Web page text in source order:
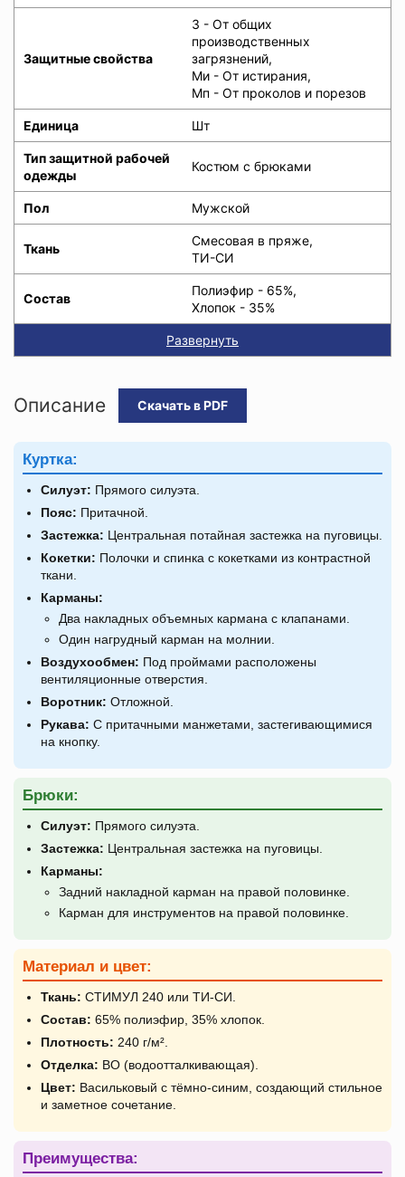
Защитные свойства
З - От общих
производственных
загрязнений,
Ми - От истирания,
Мп - От проколов и порезов
Единица Шт
Тип защитной рабочей
одежды
Костюм с брюками
Пол Мужской
Ткань
Смесовая в пряже,
ТИ-СИ
Состав
Полиэфир - 65%,
Хлопок - 35%
Развернуть
Описание Скачать в PDF
Куртка:
Силуэт: Прямого силуэта.
Пояс: Притачной.
Застежка: Центральная потайная застежка на пуговицы.
Кокетки: Полочки и спинка с кокетками из контрастной
ткани.
Карманы:
Два накладных объемных кармана с клапанами.
Один нагрудный карман на молнии.
Воздухообмен: Под проймами расположены
вентиляционные отверстия.
Воротник: Отложной.
Рукава: С притачными манжетами, застегивающимися
на кнопку.
Брюки:
Силуэт: Прямого силуэта.
Застежка: Центральная застежка на пуговицы.
Карманы:
Задний накладной карман на правой половинке.
Карман для инструментов на правой половинке.
Материал и цвет:
Ткань: СТИМУЛ 240 или ТИ-СИ.
Состав: 65% полиэфир, 35% хлопок.
Плотность: 240 г/м².
Отделка: ВО (водоотталкивающая).
Цвет: Васильковый с тёмно-синим, создающий стильное
и заметное сочетание.
Преимущества: